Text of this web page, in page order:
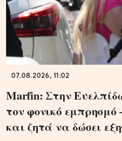
07.08.2026, 11:02
Marfin: Στην
τον φονικό
και ζητά να δώσει